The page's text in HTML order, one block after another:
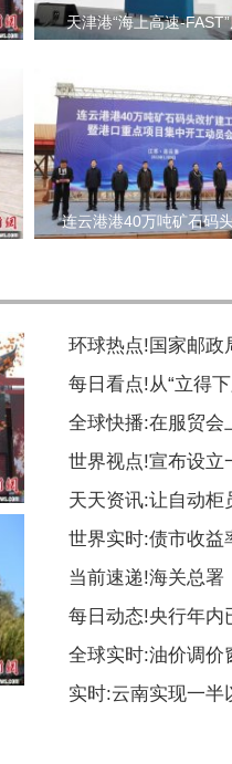
天津港“海上高速-
连云港港40万吨矿石码
环球热点!国家邮政
每日看点!从“立得
全球快播:在服贸会
世界视点!宣布设立
天天资讯:让自动柜
世界实时:债市收益
当前速递!海关总署
每日动态!央行年内
全球实时:油价调价
实时:云南实现一半